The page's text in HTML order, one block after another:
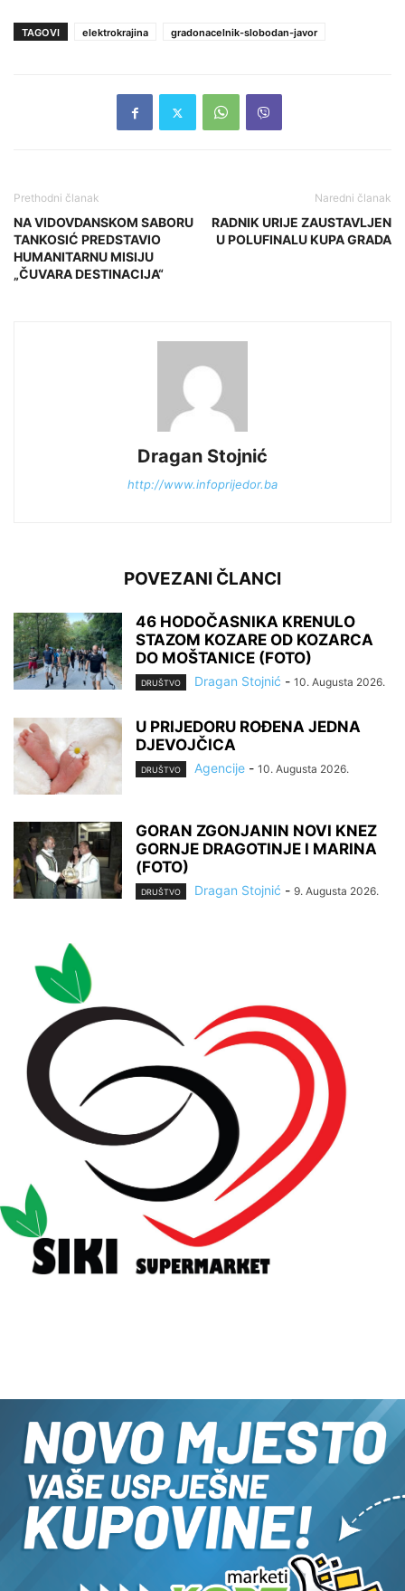
TAGOVI elektrokrajina gradonacelnik-slobodan-javor
Prethodni članak
NA VIDOVDANSKOM SABORU
TANKOSIĆ PREDSTAVIO
HUMANITARNU MISIJU
„ČUVARA DESTINACIJA“
Naredni članak
RADNIK URIJE ZAUSTAVLJEN
U POLUFINALU KUPA GRADA
Dragan Stojnić
http://www.infoprijedor.ba
POVEZANI ČLANCI
46 HODOČASNIKA KRENULO
STAZOM KOZARE OD KOZARCA
DO MOŠTANICE (FOTO)
DRUŠTVO Dragan Stojnić - 10. Augusta 2026.
U PRIJEDORU ROĐENA JEDNA
DJEVOJČICA
DRUŠTVO Agencije - 10. Augusta 2026.
GORAN ZGONJANIN NOVI KNEZ
GORNJE DRAGOTINJE I MARINA
(FOTO)
DRUŠTVO Dragan Stojnić - 9. Augusta 2026.